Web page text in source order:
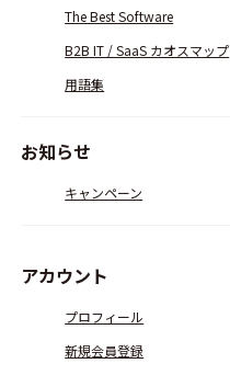
The Best Software
B2B IT / SaaS カオスマップ
用語集
お知らせ
キャンペーン
アカウント
プロフィール
新規会員登録